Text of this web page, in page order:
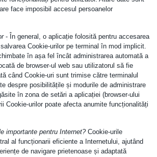
face imposibil accesul persoanelor
- În general, o aplicație folosită pentru accesarea
Cookie-urilor pe terminal în mod implicit.
în așa fel încât administrarea automată a
de browser-ul web sau utilizatorul să fie
când Cookie-uri sunt trimise către terminalul
despre posibilitățile și modurile de administrare
în zona de setări a aplicației (browser-ului
Cookie-urilor poate afecta anumite funcționalități
importante pentru Internet? Cookie-urile
al funcționarii eficiente a Internetului, ajutând
de navigare prietenoase și adaptată